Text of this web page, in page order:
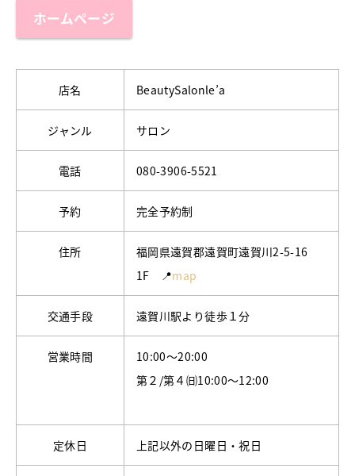
ホームページ
店名 BeautySalonle’a
ジャンル サロン
電話 080-3906-5521
予約 完全予約制
住所
福岡県遠賀郡遠賀町遠賀川2-5-16
1F 📍map
交通手段 遠賀川駅より徒歩１分
営業時間
10:00～20:00
第２/第４㈰10:00～12:00
定休日 上記以外の日曜日・祝日